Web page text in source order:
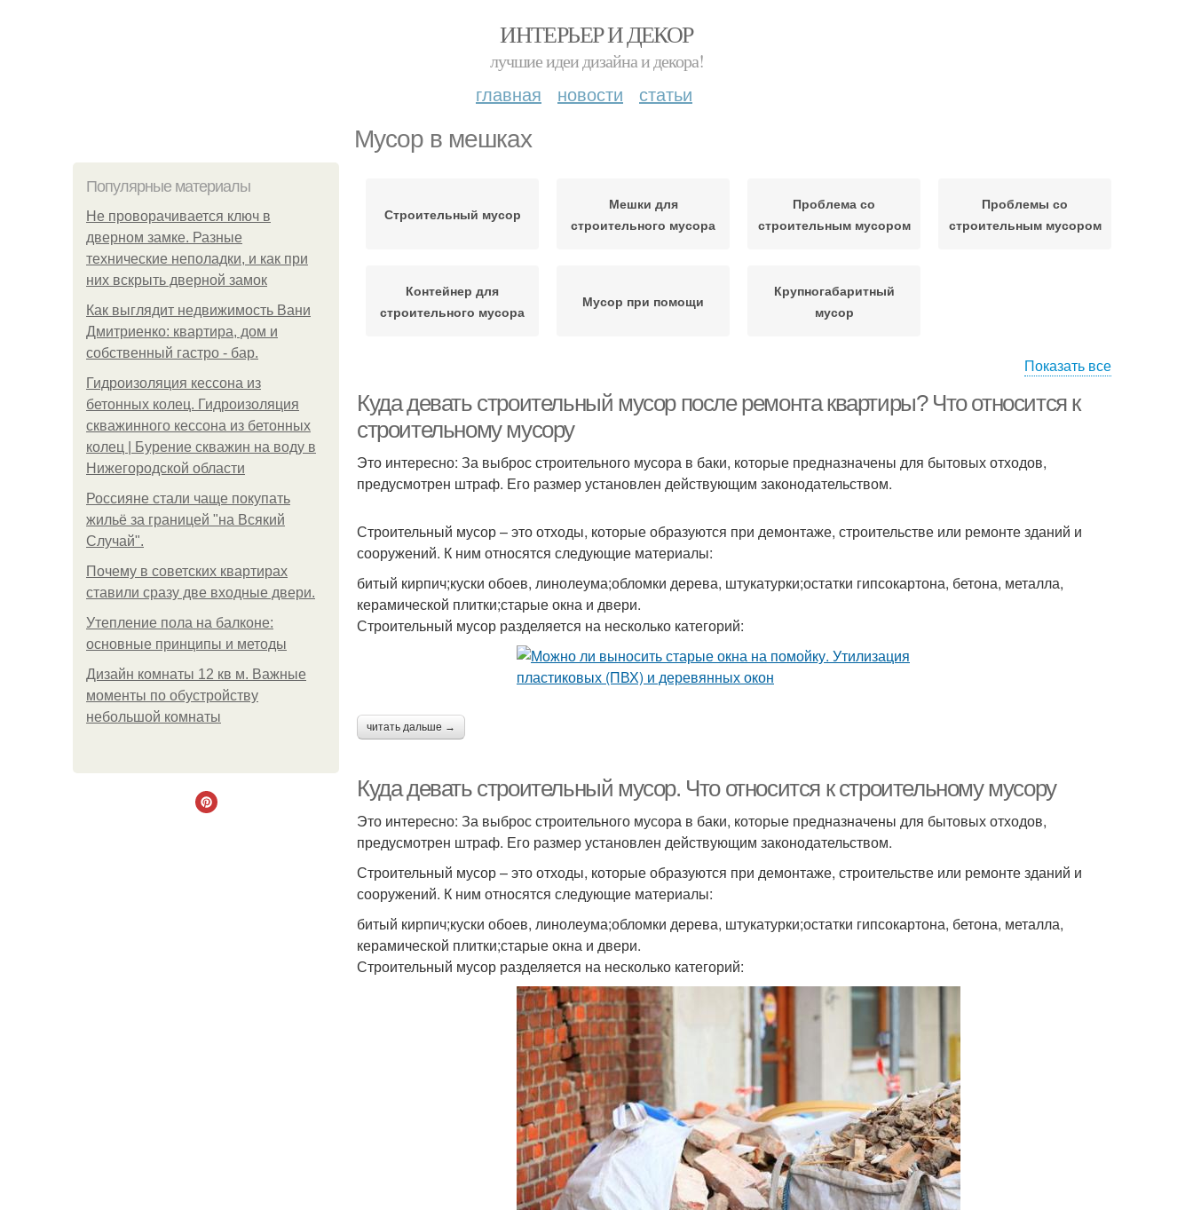
ИНТЕРЬЕР И ДЕКОР
лучшие идеи дизайна и декора!
главная новости статьи
Мусор в мешках
Популярные материалы
Не проворачивается ключ в
дверном замке. Разные
технические неполадки, и как при
них вскрыть дверной замок
Как выглядит недвижимость Вани
Дмитриенко: квартира, дом и
собственный гастро - бар.
Гидроизоляция кессона из
бетонных колец. Гидроизоляция
скважинного кессона из бетонных
колец | Бурение скважин на воду в
Нижегородской области
Россияне стали чаще покупать
жильё за границей "на Всякий
Случай".
Почему в советских квартирах
ставили сразу две входные двери.
Утепление пола на балконе:
основные принципы и методы
Дизайн комнаты 12 кв м. Важные
моменты по обустройству
небольшой комнаты
Строительный мусор
Мешки для
строительного мусора
Проблема со
строительным мусором
Проблемы со
строительным мусором
Контейнер для
строительного мусора
Мусор при помощи
Крупногабаритный
мусор
Показать все
Куда девать строительный мусор после ремонта квартиры? Что относится к
строительному мусору
Это интересно: За выброс строительного мусора в баки, которые предназначены для бытовых отходов,
предусмотрен штраф. Его размер установлен действующим законодательством.
Строительный мусор – это отходы, которые образуются при демонтаже, строительстве или ремонте зданий и
сооружений. К ним относятся следующие материалы:
битый кирпич;куски обоев, линолеума;обломки дерева, штукатурки;остатки гипсокартона, бетона, металла,
керамической плитки;старые окна и двери.
Строительный мусор разделяется на несколько категорий:
читать дальше →
Куда девать строительный мусор. Что относится к строительному мусору
Это интересно: За выброс строительного мусора в баки, которые предназначены для бытовых отходов,
предусмотрен штраф. Его размер установлен действующим законодательством.
Строительный мусор – это отходы, которые образуются при демонтаже, строительстве или ремонте зданий и
сооружений. К ним относятся следующие материалы:
битый кирпич;куски обоев, линолеума;обломки дерева, штукатурки;остатки гипсокартона, бетона, металла,
керамической плитки;старые окна и двери.
Строительный мусор разделяется на несколько категорий: